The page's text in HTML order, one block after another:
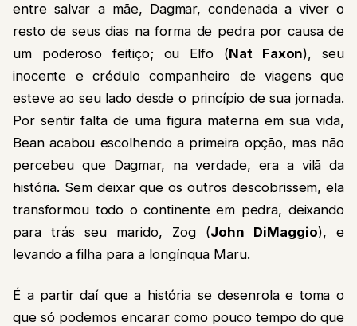
entre salvar a mãe, Dagmar, condenada a viver o
resto de seus dias na forma de pedra por causa de
um poderoso feitiço; ou Elfo (Nat Faxon), seu
inocente e crédulo companheiro de viagens que
esteve ao seu lado desde o princípio de sua jornada.
Por sentir falta de uma figura materna em sua vida,
Bean acabou escolhendo a primeira opção, mas não
percebeu que Dagmar, na verdade, era a vilã da
história. Sem deixar que os outros descobrissem, ela
transformou todo o continente em pedra, deixando
para trás seu marido, Zog (John DiMaggio), e
levando a filha para a longínqua Maru.
É a partir daí que a história se desenrola e toma o
que só podemos encarar como pouco tempo do que